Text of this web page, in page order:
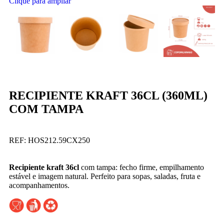
RECIPIENTE KRAFT 36CL (360ML)
COM TAMPA
REF: HOS212.59CX250
Recipiente kraft 36cl com tampa: fecho firme, empilhamento
estável e imagem natural. Perfeito para sopas, saladas, fruta e
acompanhamentos.